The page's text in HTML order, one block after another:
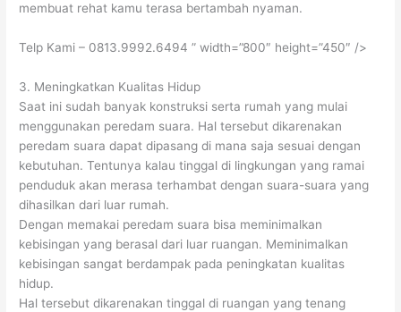
membuat rehat kamu terasa bertambah nyaman.
Telp Kami – 0813.9992.6494 ” width=”800″ height=”450″ />
3. Meningkatkan Kualitas Hidup
Saat ini sudah banyak konstruksi serta rumah yang mulai
menggunakan peredam suara. Hal tersebut dikarenakan
peredam suara dapat dipasang di mana saja sesuai dengan
kebutuhan. Tentunya kalau tinggal di lingkungan yang ramai
penduduk akan merasa terhambat dengan suara-suara yang
dihasilkan dari luar rumah.
Dengan memakai peredam suara bisa meminimalkan
kebisingan yang berasal dari luar ruangan. Meminimalkan
kebisingan sangat berdampak pada peningkatan kualitas
hidup.
Hal tersebut dikarenakan tinggal di ruangan yang tenang